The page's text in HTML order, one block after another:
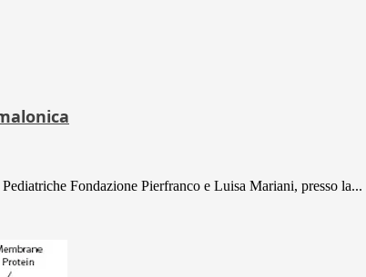
Fondazione Pierfranco e Luisa Mariani, presso la...